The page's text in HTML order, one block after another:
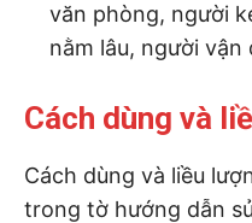
văn phòng, người
nằm lâu, người
Cách dùng và
Cách dùng và liều
trong tờ hướng dẫn